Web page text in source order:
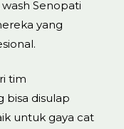
Senopati
yang
tim
bisa disulap
untuk gaya cat